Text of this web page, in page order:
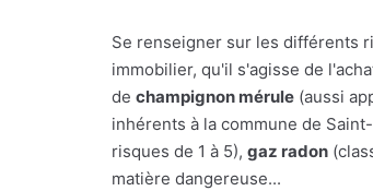
Se renseigner sur les différents
immobilier, qu'il s'agisse de
de champignon mérule (aussi
inhérents à la commune de
risques de 1 à 5), gaz radon
matière dangereuse...